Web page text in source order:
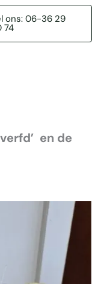
ons: 06-36 29
74
en de